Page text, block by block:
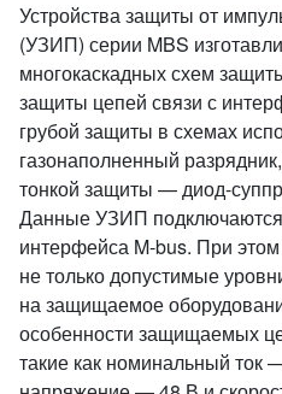
Устройства защиты от
(УЗИП) серии MBS
многокаскадных схем
защиты цепей связи с
грубой защиты в схемах
газонаполненный
тонкой защиты — диод-
Данные УЗИП подключаются
интерфейса M-bus. При
не только допустимые
на защищаемое
особенности защищаемых
такие как номинальный